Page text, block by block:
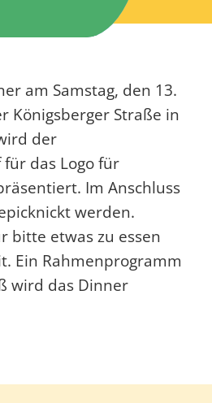
am Samstag, den 13.
Königsberger Straße in
der
das Logo für
Im Anschluss
werden.
bitte etwas zu essen
Ein Rahmenprogramm
wird das Dinner